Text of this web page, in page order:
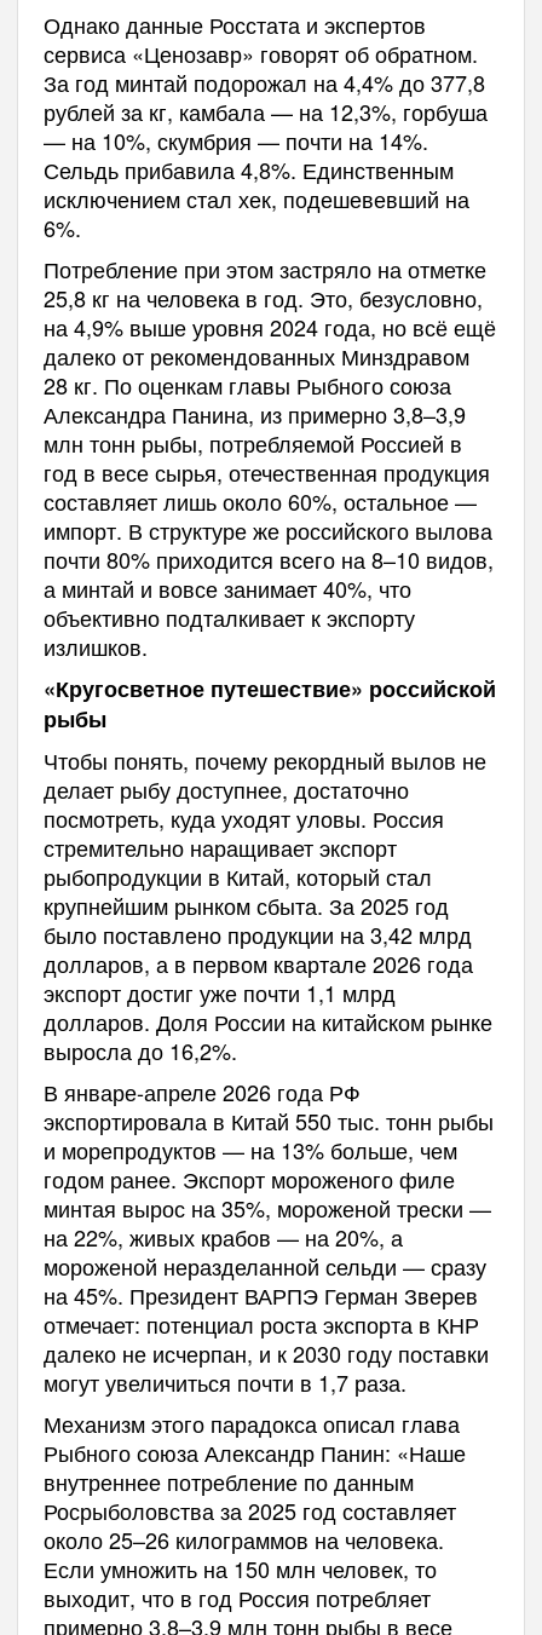
Однако данные Росстата и экспертов
сервиса «Ценозавр» говорят об обратном.
За год минтай подорожал на 4,4% до 377,8
рублей за кг, камбала — на 12,3%, горбуша
— на 10%, скумбрия — почти на 14%.
Сельдь прибавила 4,8%. Единственным
исключением стал хек, подешевевший на
6%.
Потребление при этом застряло на отметке
25,8 кг на человека в год. Это, безусловно,
на 4,9% выше уровня 2024 года, но всё ещё
далеко от рекомендованных Минздравом
28 кг. По оценкам главы Рыбного союза
Александра Панина, из примерно 3,8–3,9
млн тонн рыбы, потребляемой Россией в
год в весе сырья, отечественная продукция
составляет лишь около 60%, остальное —
импорт. В структуре же российского вылова
почти 80% приходится всего на 8–10 видов,
а минтай и вовсе занимает 40%, что
объективно подталкивает к экспорту
излишков.
«Кругосветное путешествие» российской
рыбы
Чтобы понять, почему рекордный вылов не
делает рыбу доступнее, достаточно
посмотреть, куда уходят уловы. Россия
стремительно наращивает экспорт
рыбопродукции в Китай, который стал
крупнейшим рынком сбыта. За 2025 год
было поставлено продукции на 3,42 млрд
долларов, а в первом квартале 2026 года
экспорт достиг уже почти 1,1 млрд
долларов. Доля России на китайском рынке
выросла до 16,2%.
В январе-апреле 2026 года РФ
экспортировала в Китай 550 тыс. тонн рыбы
и морепродуктов — на 13% больше, чем
годом ранее. Экспорт мороженого филе
минтая вырос на 35%, мороженой трески —
на 22%, живых крабов — на 20%, а
мороженой неразделанной сельди — сразу
на 45%. Президент ВАРПЭ Герман Зверев
отмечает: потенциал роста экспорта в КНР
далеко не исчерпан, и к 2030 году поставки
могут увеличиться почти в 1,7 раза.
Механизм этого парадокса описал глава
Рыбного союза Александр Панин: «Наше
внутреннее потребление по данным
Росрыболовства за 2025 год составляет
около 25–26 килограммов на человека.
Если умножить на 150 млн человек, то
выходит, что в год Россия потребляет
примерно 3,8–3,9 млн тонн рыбы в весе